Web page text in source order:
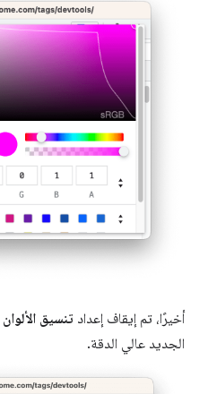
أخيرًا، تم إيقاف إعداد تنسيق الألوان
الجديد عالي الدقة.